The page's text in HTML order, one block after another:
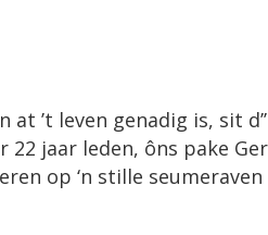
’t leven genadig is, sit
22 jaar leden, ôns pake
op ‘n stille